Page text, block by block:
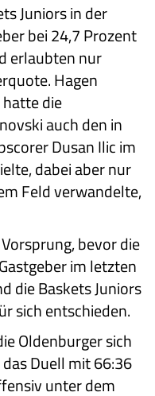
Juniors in der
bei 24,7 Prozent
erlaubten nur
Hagen
die
auch den in
Dusan Ilic im
dabei aber nur
Feld verwandelte,
bevor die
im letzten
die Baskets Juniors
sich entschieden.
Oldenburger sich
Duell mit 66:36
unter dem